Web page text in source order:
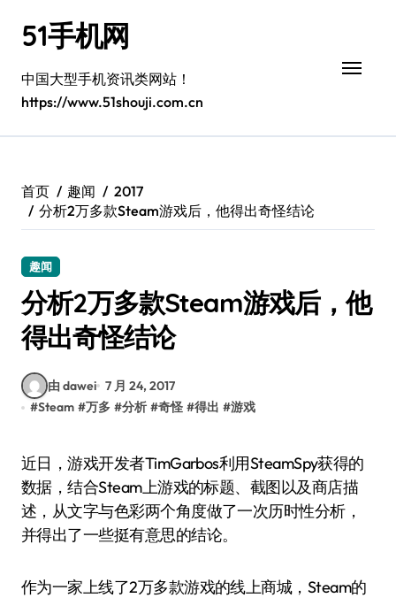
51手机网
中国大型手机资讯类网站！
https://www.51shouji.com.cn
首页 趣闻
2017
分析2万多款Steam游戏后，他得出奇怪结论
趣闻
分析2万多款Steam游戏后，他
得出奇怪结论
由 dawei 7 月 24, 2017
#Steam #万多 #分析 #奇怪 #得出 #游戏
近日，游戏开发者TimGarbos利用SteamSpy获得的
数据，结合Steam上游戏的标题、截图以及商店描
述，从文字与色彩两个角度做了一次历时性分析，
并得出了一些挺有意思的结论。
作为一家上线了2万多款游戏的线上商城，Steam的